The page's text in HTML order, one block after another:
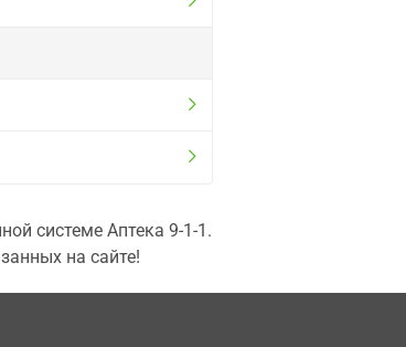
системе Аптека 9-1-1.
на сайте!